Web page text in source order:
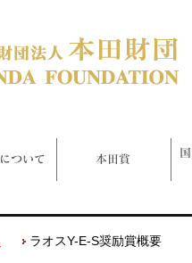
ラオスY-E-S奨励賞概要